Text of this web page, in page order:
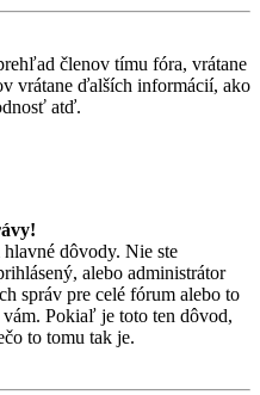
členov tímu fóra, vrátane
vrátane ďalších informácií, ako
atď.
dôvody. Nie ste
alebo administrátor
správ pre celé fórum alebo to
Pokiaľ je toto ten dôvod,
to tomu tak je.